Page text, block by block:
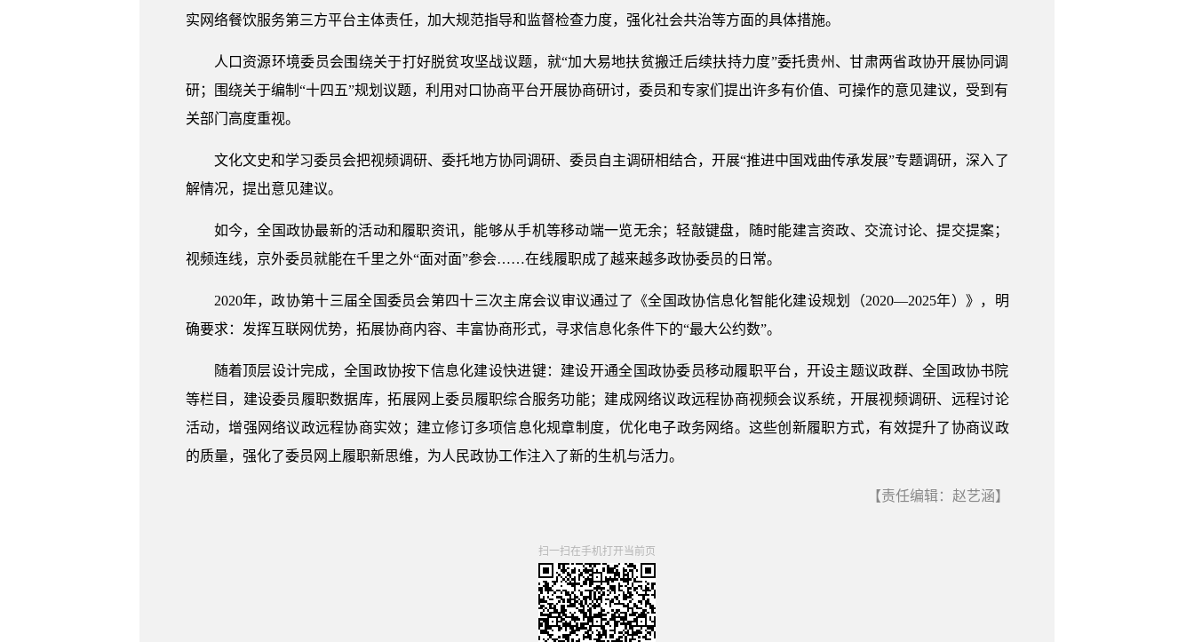
实网络餐饮服务第三方平台主体责任，加大规范指导和监督检查力度，强化社会共治等方面的具体措施。
人口资源环境委员会围绕关于打好脱贫攻坚战议题，就“加大易地扶贫搬迁后续扶持力度”委托贵州、甘肃两省政协开展协同调
研；围绕关于编制“十四五”规划议题，利用对口协商平台开展协商研讨，委员和专家们提出许多有价值、可操作的意见建议，受到有
关部门高度重视。
文化文史和学习委员会把视频调研、委托地方协同调研、委员自主调研相结合，开展“推进中国戏曲传承发展”专题调研，深入了
解情况，提出意见建议。
如今，全国政协最新的活动和履职资讯，能够从手机等移动端一览无余；轻敲键盘，随时能建言资政、交流讨论、提交提案；
视频连线，京外委员就能在千里之外“面对面”参会……在线履职成了越来越多政协委员的日常。
2020年，政协第十三届全国委员会第四十三次主席会议审议通过了《全国政协信息化智能化建设规划（2020—2025年）》，明
确要求：发挥互联网优势，拓展协商内容、丰富协商形式，寻求信息化条件下的“最大公约数”。
随着顶层设计完成，全国政协按下信息化建设快进键：建设开通全国政协委员移动履职平台，开设主题议政群、全国政协书院
等栏目，建设委员履职数据库，拓展网上委员履职综合服务功能；建成网络议政远程协商视频会议系统，开展视频调研、远程讨论
活动，增强网络议政远程协商实效；建立修订多项信息化规章制度，优化电子政务网络。这些创新履职方式，有效提升了协商议政
的质量，强化了委员网上履职新思维，为人民政协工作注入了新的生机与活力。
【责任编辑：赵艺涵】
扫一扫在手机打开当前页